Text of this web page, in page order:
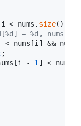
< nums. size() -
= %d,
< nums[i] &&
;
- 1 ] <